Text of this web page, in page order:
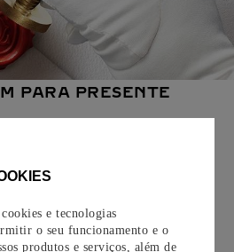
e tecnologias
o seu funcionamento e o
produtos e serviços, além de
PARA PRESENTE
um cartão personalizado.
Saiba mais